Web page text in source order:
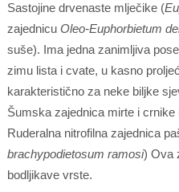
Sastojine drvenaste mlječike (
zajednicu Oleo-Euphorbietum
suše). Ima jedna zanimljiva
zimu lista i cvate, u kasno
karakteristično za neke biljke
Šumska zajednica mirte i crnike
Ruderalna nitrofilna zajednica
brachypodietosum ramosi) Ova
bodljikave vrste.